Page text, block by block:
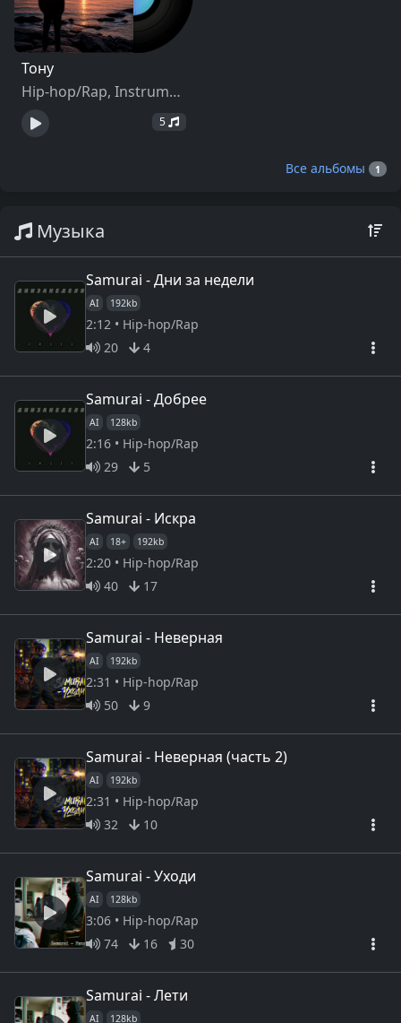
Тону
Hip-hop/Rap, Instrumental
5
Все альбомы 1
Музыка
Samurai - Дни за недели
AI 192kb
2:12 • Hip-hop/Rap
20
4
Samurai - Добрее
AI 128kb
2:16 • Hip-hop/Rap
29
5
Samurai - Искра
AI 18+ 192kb
2:20 • Hip-hop/Rap
40
17
Samurai - Неверная
AI 192kb
2:31 • Hip-hop/Rap
50
9
Samurai - Неверная (часть 2)
AI 192kb
2:31 • Hip-hop/Rap
32
10
Samurai - Уходи
AI 128kb
3:06 • Hip-hop/Rap
74
16 30
Samurai - Лети
AI 128kb